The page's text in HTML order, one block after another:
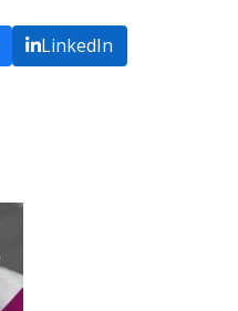
LinkedIn